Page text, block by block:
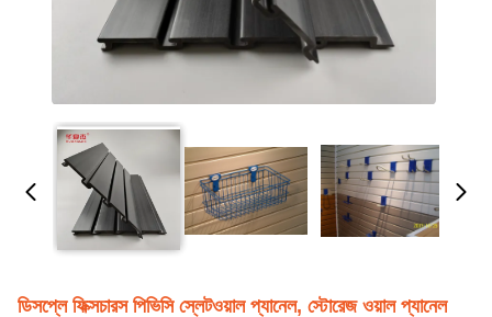
ডিসপ্লে ফিক্সচারস পিভিসি স্লেটওয়াল প্যানেল, স্টোরেজ ওয়াল প্যানেল